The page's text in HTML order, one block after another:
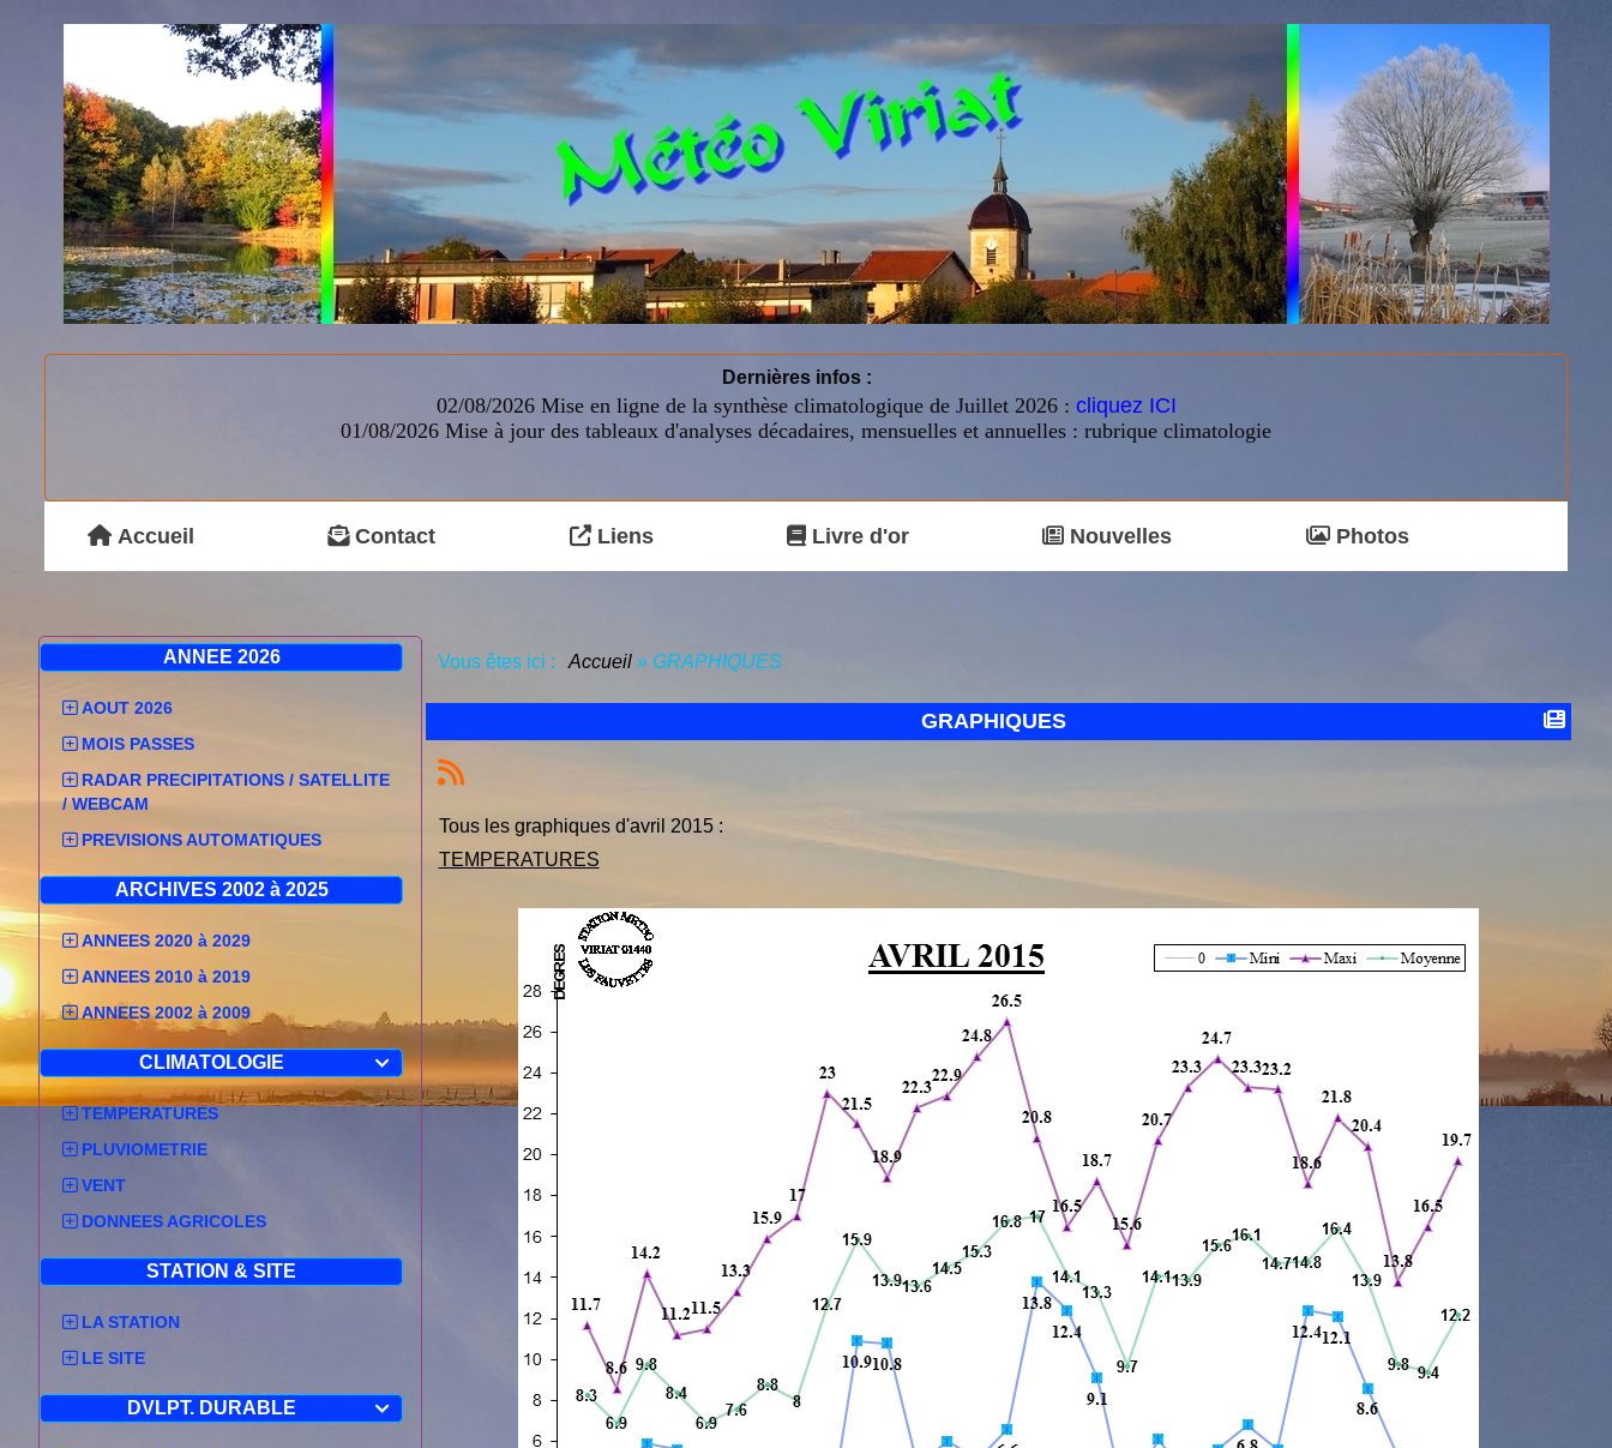
Dernières infos :
02/08/2026 Mise en ligne de la synthèse climatologique de Juillet 2026 : cliquez ICI
01/08/2026 Mise à jour des tableaux d'analyses décadaires, mensuelles et annuelles : rubrique climatologie
Accueil Contact Liens Livre d'or Nouvelles Photos
ANNEE 2026
AOUT 2026
MOIS PASSES
RADAR PRECIPITATIONS / SATELLITE
/ WEBCAM
PREVISIONS AUTOMATIQUES
ARCHIVES 2002 à 2025
ANNEES 2020 à 2029
ANNEES 2010 à 2019
ANNEES 2002 à 2009

CLIMATOLOGIE
TEMPERATURES
PLUVIOMETRIE
VENT
DONNEES AGRICOLES
STATION & SITE
LA STATION
LE SITE

DVLPT. DURABLE
Vous êtes ici : Accueil » GRAPHIQUES
GRAPHIQUES
Tous les graphiques d'avril 2015 :
TEMPERATURES